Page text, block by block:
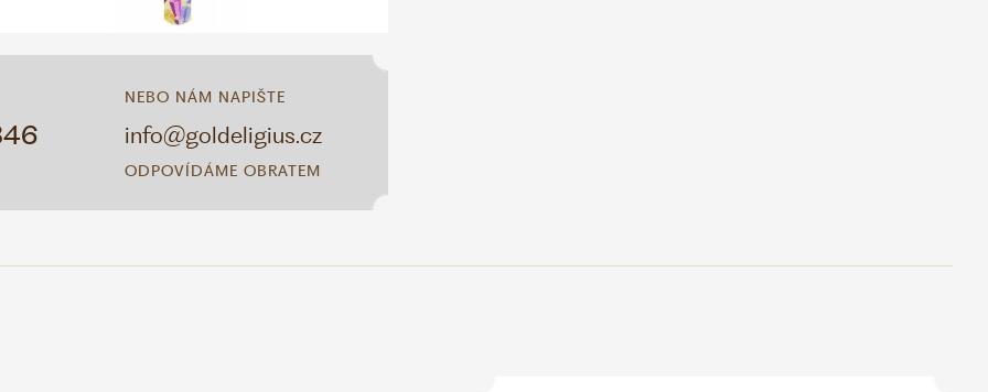
NEBO NÁM NAPIŠTE
info@goldeligius.cz
ODPOVÍDÁME OBRATEM